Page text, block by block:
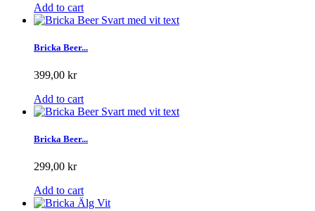
Add to cart
Bricka Beer...
399,00 kr
Add to cart
Bricka Beer...
299,00 kr
Add to cart